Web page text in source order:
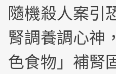
隨機殺人案引
腎調養調心神
色食物」補腎